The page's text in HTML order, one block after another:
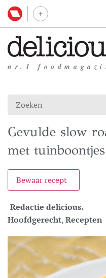
nr.1
Gevulde slow
met tuinboontjes
Bewaar recept
Redactie delicious.
Hoofdgerecht,Recepten